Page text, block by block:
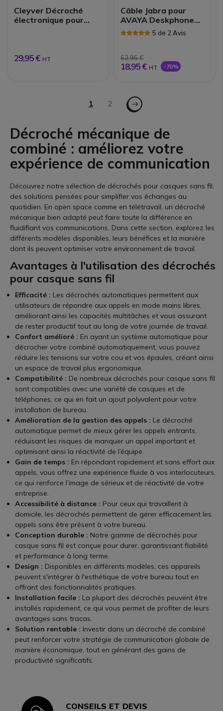
Cleyver Décroché
électronique pour
29,95 € HT
Câble Jabra pour
AVAYA Deskphone
1600 y 96005 de 2 Avis
62,95 €
18,95 € HT -70%
PageVous lisez actuellement la page
1 Page
2 Page - Suiv.
Décroché mécanique de
combiné : améliorez votre
expérience de communication
Découvrez notre sélection de décrochés pour casques sans fil,
des solutions pensées pour simplifier vos échanges au
quotidien. En open space comme en télétravail, un décroché
mécanique bien adapté peut faire toute la différence en
fluidifiant vos communications. Dans cette section, explorez les
différents modèles disponibles, leurs bénéfices et la manière
dont ils peuvent optimiser votre environnement de travail.
Avantages à l'utilisation des décrochés
pour casque sans fil
Efficacité : Les décrochés automatiques permettent aux
utilisateurs de répondre aux appels en mode mains libres,
améliorant ainsi les capacités multitâches et vous assurant
de rester productif tout au long de votre journée de travail.
Confort amélioré : En ayant un système automatique pour
décrocher votre combiné automatiquement, vous pouvez
réduire les tensions sur votre cou et vos épaules, créant ainsi
un espace de travail plus ergonomique.
Compatibilité : De nombreux décrochés pour casque sans fil
sont compatibles avec une variété de casques et de
téléphones, ce qui en fait un ajout polyvalent pour votre
installation de bureau.
Amélioration de la gestion des appels : Le décroché
automatique permet de mieux gérer les appels entrants,
réduisant les risques de manquer un appel important et
optimisant ainsi la réactivité de l’équipe.
Gain de temps : En répondant rapidement et sans effort aux
appels, vous offrez une expérience fluide à vos interlocuteurs,
ce qui renforce l’image de sérieux et de réactivité de votre
entreprise.
Accessibilité à distance : Pour ceux qui travaillent à
domicile, les décrochés permettent de gérer efficacement les
appels sans être présent à votre bureau.
Conception durable : Notre gamme de décrochés pour
casque sans fil est conçue pour durer, garantissant fiabilité
et performance à long terme.
Design : Disponibles en différents modèles, ces appareils
peuvent s'intégrer à l'esthétique de votre bureau tout en
offrant des fonctionnalités pratiques.
Installation facile : La plupart des décrochés peuvent être
installés rapidement, ce qui vous permet de profiter de leurs
avantages sans tracas.
Solution rentable : Investir dans un décroché de combiné
peut renforcer votre stratégie de communication globale de
manière économique, tout en générant des gains de
productivité significatifs.
CONSEILS ET DEVIS